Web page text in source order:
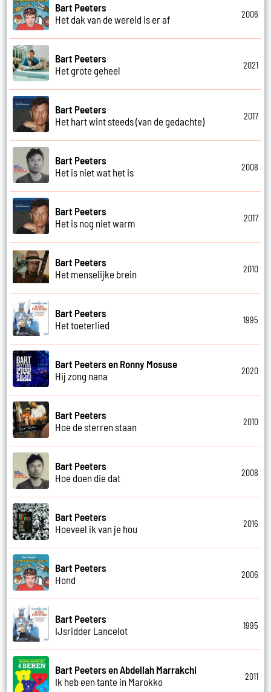
Bart Peeters
Het dak van de wereld is er af
2006
Bart Peeters
Het grote geheel
2021
Bart Peeters
Het hart wint steeds (van de gedachte)
2017
Bart Peeters
Het is niet wat het is
2008
Bart Peeters
Het is nog niet warm
2017
Bart Peeters
Het menselijke brein
2010
Bart Peeters
Het toeterlied
1995
Bart Peeters en Ronny Mosuse
Hij zong nana
2020
Bart Peeters
Hoe de sterren staan
2010
Bart Peeters
Hoe doen die dat
2008
Bart Peeters
Hoeveel ik van je hou
2016
Bart Peeters
Hond
2006
Bart Peeters
IJsridder Lancelot
1995
Bart Peeters en Abdellah Marrakchi
Ik heb een tante in Marokko
2011